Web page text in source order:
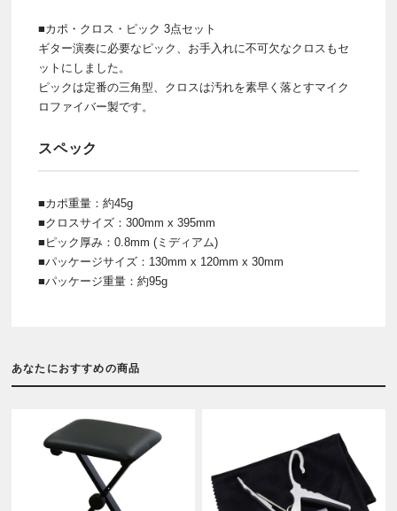
■カポ・クロス・ピック 3点セット
ギター演奏に必要なピック、お手入れに不可欠なクロスもセ
ットにしました。
ピックは定番の三角型、クロスは汚れを素早く落とすマイク
ロファイバー製です。
スペック
■カポ重量：約45g
■クロスサイズ：300mm x 395mm
■ピック厚み：0.8mm (ミディアム)
■パッケージサイズ：130mm x 120mm x 30mm
■パッケージ重量：約95g
あなたにおすすめの商品